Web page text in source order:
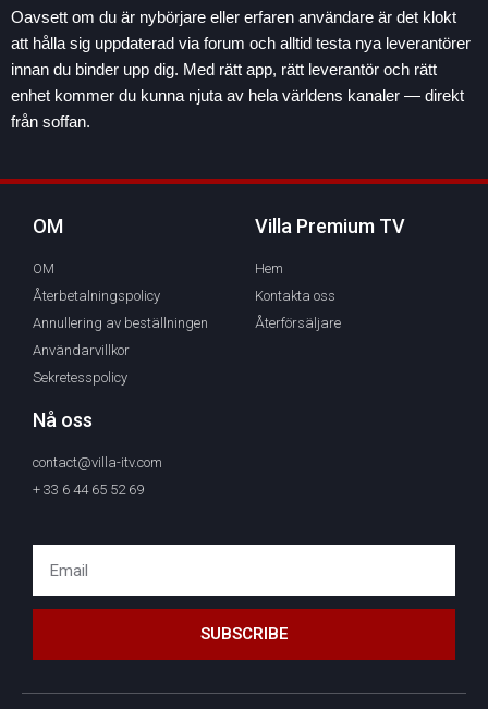
Oavsett om du är nybörjare eller erfaren användare är det klokt
att hålla sig uppdaterad via forum och alltid testa nya leverantörer
innan du binder upp dig. Med rätt app, rätt leverantör och rätt
enhet kommer du kunna njuta av hela världens kanaler — direkt
från soffan.
OM
OM
Återbetalningspolicy
Annullering av beställningen
Användarvillkor
Sekretesspolicy
Villa Premium TV
Hem
Kontakta oss
Återförsäljare
Nå oss
contact@villa-itv.com
+ 33 6 44 65 52 69
SUBSCRIBE